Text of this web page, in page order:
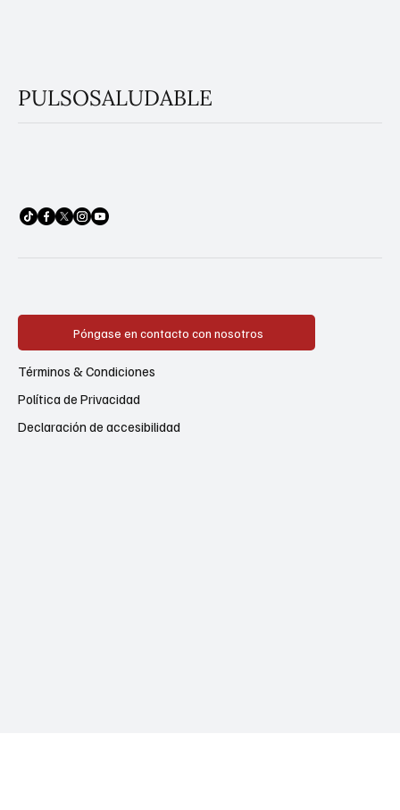
PULSOSALUDABLE
Póngase en contacto con nosotros
Política de Privacidad
Términos & Condiciones
Declaración de accesibilidad